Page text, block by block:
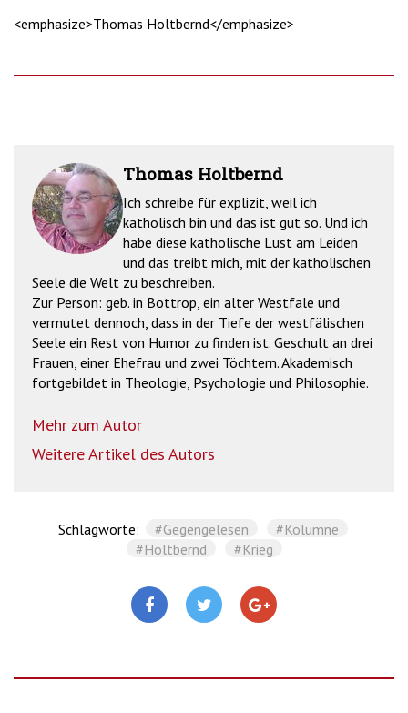
<emphasize>Thomas Holtbernd</emphasize>
Thomas Holtbernd
Ich schreibe für explizit, weil ich
katholisch bin und das ist gut so. Und ich
habe diese katholische Lust am Leiden
und das treibt mich, mit der katholischen
Seele die Welt zu beschreiben.
Zur Person: geb. in Bottrop, ein alter Westfale und
vermutet dennoch, dass in der Tiefe der westfälischen
Seele ein Rest von Humor zu finden ist. Geschult an drei
Frauen, einer Ehefrau und zwei Töchtern. Akademisch
fortgebildet in Theologie, Psychologie und Philosophie.
Mehr zum Autor
Weitere Artikel des Autors
Schlagworte: #Gegengelesen
#Kolumne
#Holtbernd
#Krieg